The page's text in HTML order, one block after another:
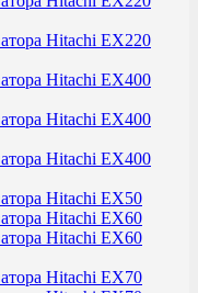
Hitachi EX220
Hitachi EX400
Hitachi EX400
Hitachi EX400
Hitachi EX50
Hitachi EX60
Hitachi EX60
Hitachi EX70